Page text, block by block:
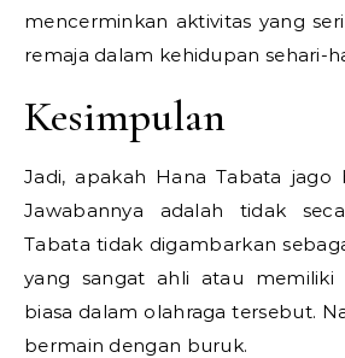
mencerminkan aktivitas yang
remaja dalam kehidupan sehari-
Kesimpulan
Jadi, apakah Hana Tabata jago
Jawabannya adalah tidak
Tabata tidak digambarkan
yang sangat ahli atau memiliki
biasa dalam olahraga tersebut.
bermain dengan buruk.